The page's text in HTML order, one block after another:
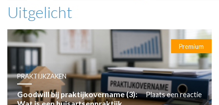
Uitgelicht
Premium
PRAKTIJKZAKEN
Goodwill bij praktijkovername (3):
Plaats een reactie